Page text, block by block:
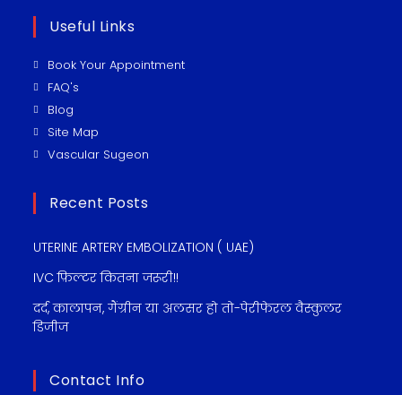
Useful Links
Book Your Appointment
FAQ's
Blog
Site Map
Vascular Sugeon
Recent Posts
UTERINE ARTERY EMBOLIZATION ( UAE)
IVC फ़िल्टर कितना जरूरी!!
दर्द, कालापन, गैंग्रीन या अलसर हो तो-पेरीफेरल वैस्कुलर
डिजीज
Contact Info